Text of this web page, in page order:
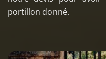
portillon donné.